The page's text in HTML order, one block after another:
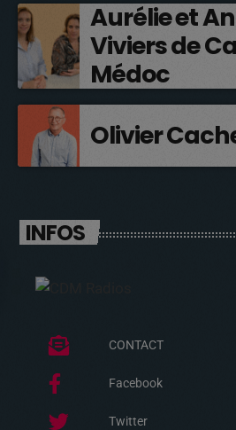
Aurélie et
Viviers de
Médoc
Olivier
INFOS
CONTACT
Facebook
Twitter